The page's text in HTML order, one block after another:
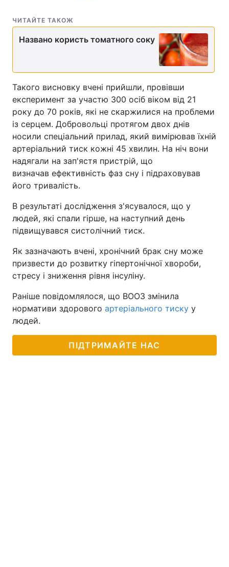
ЧИТАЙТЕ ТАКОЖ
Названо користь томатного соку
Такого висновку вчені прийшли, провівши
експеримент за участю 300 осіб віком від 21
року до 70 років, які не скаржилися на проблеми
із серцем. Добровольці протягом двох днів
носили спеціальний прилад, який вимірював їхній
артеріальний тиск кожні 45 хвилин. На ніч вони
надягали на зап'ястя пристрій, що
визначав ефективність фаз сну і підраховував
його тривалість.
В результаті дослідження з'ясувалося, що у
людей, які спали гірше, на наступний день
підвищувався систолічний тиск.
Як зазначають вчені, хронічний брак сну може
призвести до розвитку гіпертонічної хвороби,
стресу і зниження рівня інсуліну.
Раніше повідомлялося, що ВООЗ змінила
нормативи здорового артеріального тиску у
людей.
ПІДТРИМАЙТЕ НАС